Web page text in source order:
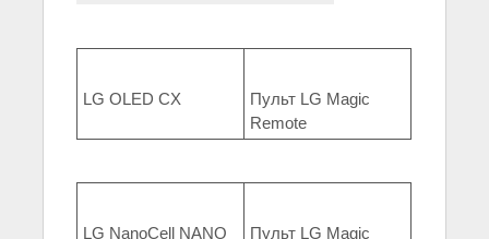
LG OLED CX
Пульт LG Magic
Remote
LG NanoCell NANO Пульт LG Magic